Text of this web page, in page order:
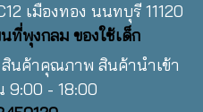
เมืองทอง นนทบุรี 11120
ที่พุงกลม ของใช้เด็ก
นค้าคุณภาพ สินค้านำเข้า
9:00 - 18:00